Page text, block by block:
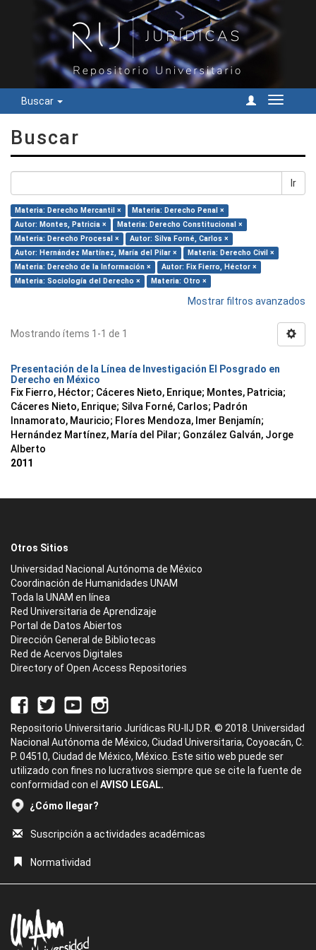
Buscar
Cambiar
Buscar
Ir
Materia: Derecho Mercantil ×
Materia: Derecho Penal ×
Autor: Montes, Patricia ×
Materia: Derecho Constitucional ×
Materia: Derecho Procesal ×
Autor: Silva Forné, Carlos ×
Autor: Hernández Martínez, María del Pilar ×
Materia: Derecho Civil ×
Materia: Derecho de la Información ×
Autor: Fix Fierro, Héctor ×
Materia: Sociología del Derecho ×
Materia: Otro ×
Mostrar filtros avanzados
Mostrando ítems 1-1 de 1
Presentación de la Línea de Investigación El Posgrado en
Derecho en México
Fix Fierro, Héctor; Cáceres Nieto, Enrique; Montes, Patricia;
Cáceres Nieto, Enrique; Silva Forné, Carlos; Padrón
Innamorato, Mauricio; Flores Mendoza, Imer Benjamín;
Hernández Martínez, María del Pilar; González Galván, Jorge
Alberto
2011
Otros Sitios
Universidad Nacional Autónoma de México
Coordinación de Humanidades UNAM
Toda la UNAM en línea
Red Universitaria de Aprendizaje
Portal de Datos Abiertos
Dirección General de Bibliotecas
Red de Acervos Digitales
Directory of Open Access Repositories
Repositorio Universitario Jurídicas RU-IIJ D.R. © 2018. Universidad
Nacional Autónoma de México, Ciudad Universitaria, Coyoacán, C.
P. 04510, Ciudad de México, México. Este sitio web puede ser
utilizado con fines no lucrativos siempre que se cite la fuente de
conformidad con el AVISO LEGAL.
¿Cómo llegar?
Suscripción a actividades académicas
Normatividad